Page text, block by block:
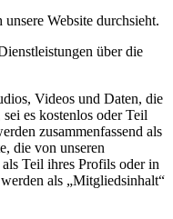
Website durchsieht.
über die
Videos und Daten, die
es kostenlos oder Teil
zusammenfassend als
die von unseren
Teil ihres Profils oder in
als „Mitgliedsinhalt“